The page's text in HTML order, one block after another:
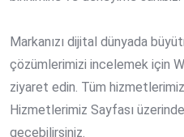
Markanızı dijital dünyada
çözümlerimizi incelemek için
ziyaret edin. Tüm
Hizmetlerimiz Sayfası
geçebilirsiniz.